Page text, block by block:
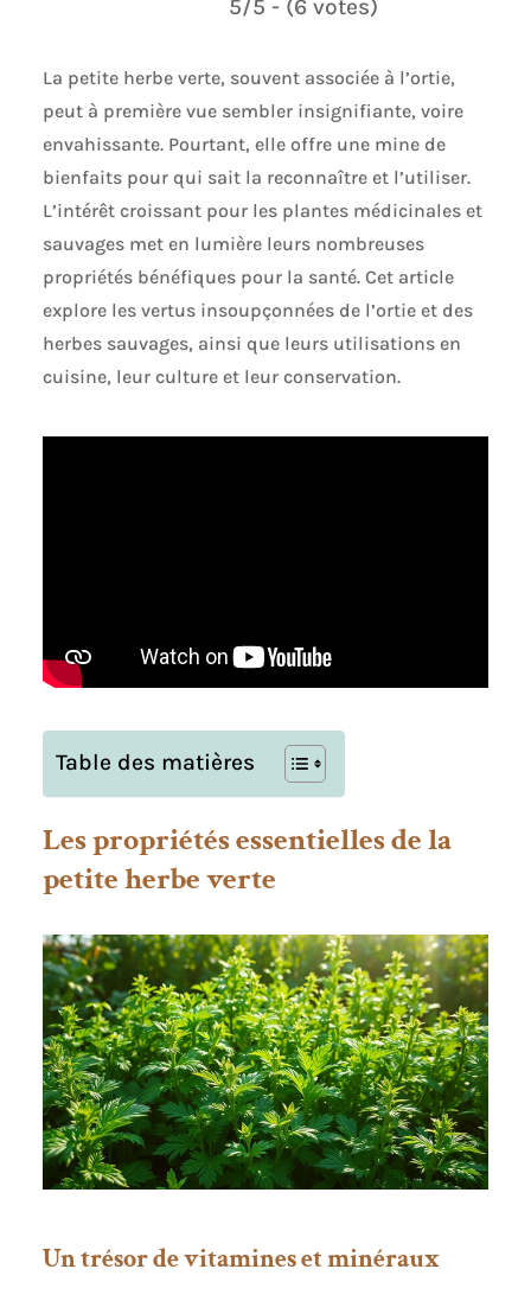
5/5 - (6 votes)
La petite herbe verte, souvent associée à l’ortie,
peut à première vue sembler insignifiante, voire
envahissante. Pourtant, elle offre une mine de
bienfaits pour qui sait la reconnaître et l’utiliser.
L’intérêt croissant pour les plantes médicinales et
sauvages met en lumière leurs nombreuses
propriétés bénéfiques pour la santé. Cet article
explore les vertus insoupçonnées de l’ortie et des
herbes sauvages, ainsi que leurs utilisations en
cuisine, leur culture et leur conservation.
Table des matières
Les propriétés essentielles de la
petite herbe verte
Un trésor de vitamines et minéraux